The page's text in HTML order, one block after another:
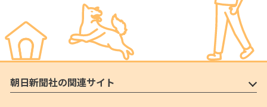
朝日新聞社の関連サイト